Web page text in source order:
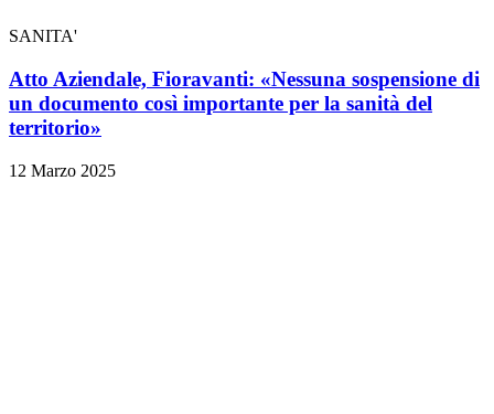
SANITA'
Atto Aziendale, Fioravanti: «Nessuna sospensione di
un documento così importante per la sanità del
territorio»
12 Marzo 2025